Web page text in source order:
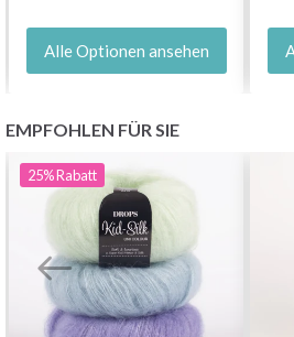
Alle Optionen ansehen
EMPFOHLEN FÜR SIE
25%Rabatt